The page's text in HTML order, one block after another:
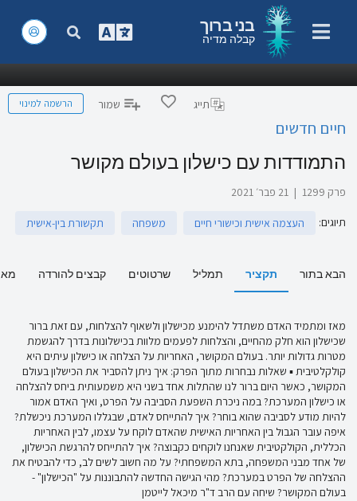
בני ברוך
קבלה מדיה
תייג שמור הרשמה למינוי
חיים חדשים
התמודדות עם כישלון בעולם מקושר
פרק 1299 | 21 פבר׳ 2021
תיוגים: העצמה אישית וכישורי חיים משפחה תקשורת בין-אישית
הבא בתור תקציר תמליל שרטוטים קבצים להורדה
מאז ומתמיד האדם משתדל להימנע מכישלון ולשאוף להצלחות, עם זאת ברור
שכישלון הוא חלק מהחיים, והצלחות לפעמים מלוות בכישלונות בדרך להגשמת
מטרות גדולות יותר. בעולם המקושר, האחריות על הצלחה או כישלון עיתים היא
קולקלטיבית ▪ שאלות נבחרות מתוך הפרק: איך ניתן להסביר את הכישלון בעולם
המקושר, כאשר היום ברור לנו שהתלות אחד בשני היא משמעותית ביחס להצלחה
או כישלון המערכת? במה ניכרת השפעת הסביבה על הפרט, ואיך האדם אמור
להיות מודע לסביבה שהוא בוחר? איך להתייחס לאדם, שבגללו המערכת ניכשלת?
איפה עובר הגבול בין האחריות האישית שהאדם לוקח על עצמו, לבין האחריות
הכללית, הקולקטיבית שאנחנו לוקחים כקבוצה? איך להתייחס להרגשת הכישלון,
של אחד מבני המשפחה, בתא המשפחתי? על מה חשוב לשים לב, כדי להבטיח את
ההצלחה של הפרט במערכת? מהי הגישה החדשה להתבוננות על "הכישלון" -
בעולם המקושר? שיחה עם הרב ד"ר מיכאל לייטמן